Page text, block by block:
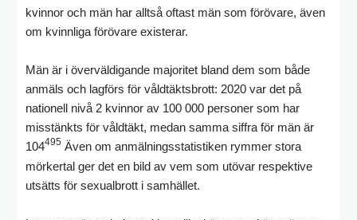
kvinnor och män har alltså oftast män som förövare, även
om kvinnliga förövare existerar.
Män är i överväldigande majoritet bland dem som både
anmäls och lagförs för våldtäktsbrott: 2020 var det på
nationell nivå 2 kvinnor av 100 000 personer som har
misstänkts för våldtäkt, medan samma siffra för män är
104495 Även om anmälningsstatistiken rymmer stora
mörkertal ger det en bild av vem som utövar respektive
utsätts för sexualbrott i samhället.